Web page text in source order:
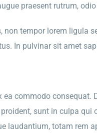
praesent rutrum,
non tempor lorem ligula
In pulvinar sit amet
ea commodo consequat.
sunt in culpa
laudantium, totam rem